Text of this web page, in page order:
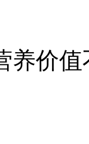
价值